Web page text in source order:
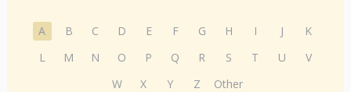
A B C D E F G H I J
K
L
M N O P Q R S T U
V
W
X Y Z Other